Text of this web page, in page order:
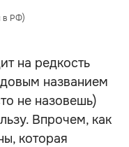
в РФ)
на редкость
названием
не назовешь)
Впрочем, как
которая